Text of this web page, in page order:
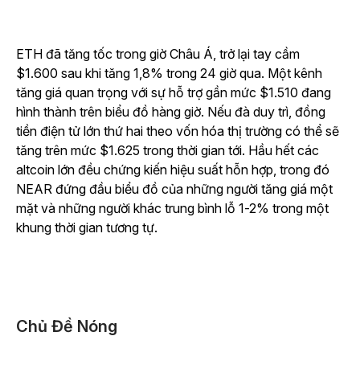
ETH đã tăng tốc trong giờ Châu Á, trở lại tay cầm
$1.600 sau khi tăng 1,8% trong 24 giờ qua. Một kênh
tăng giá quan trọng với sự hỗ trợ gần mức $1.510 đang
hình thành trên biểu đồ hàng giờ. Nếu đà duy trì, đồng
tiền điện tử lớn thứ hai theo vốn hóa thị trường có thể sẽ
tăng trên mức $1.625 trong thời gian tới. Hầu hết các
altcoin lớn đều chứng kiến hiệu suất hỗn hợp, trong đó
NEAR đứng đầu biểu đồ của những người tăng giá một
mặt và những người khác trung bình lỗ 1-2% trong một
khung thời gian tương tự.
Chủ Đề Nóng